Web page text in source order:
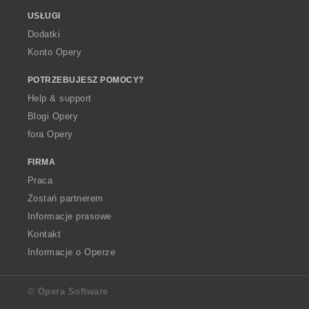
USŁUGI
Dodatki
Konto Opery
POTRZEBUJESZ POMOCY?
Help & support
Blogi Opery
fora Opery
FIRMA
Praca
Zostań partnerem
Informacje prasowe
Kontakt
Informacje o Operze
© Opera Software